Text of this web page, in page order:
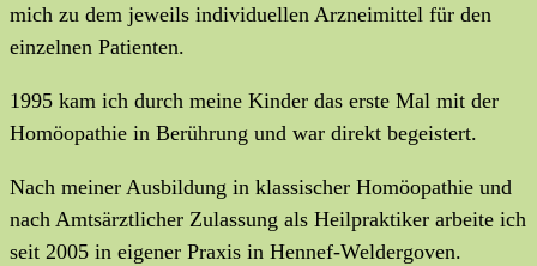
mich zu dem jeweils individuellen Arzneimittel für den
einzelnen Patienten.
1995 kam ich durch meine Kinder das erste Mal mit der
Homöopathie in Berührung und war direkt begeistert.
Nach meiner Ausbildung in klassischer Homöopathie und
nach Amtsärztlicher Zulassung als Heilpraktiker arbeite ich
seit 2005 in eigener Praxis in Hennef-Weldergoven.